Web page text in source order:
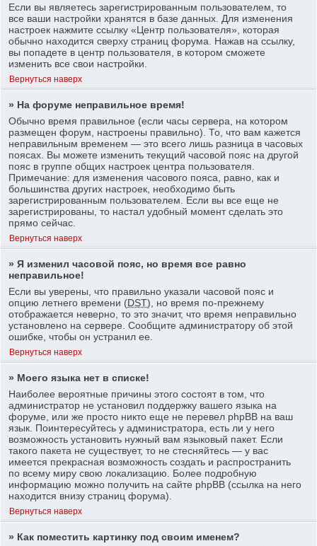
Если вы являетесь зарегистрированным пользователем, то
все ваши настройки хранятся в базе данных. Для изменения
настроек нажмите ссылку «Центр пользователя», которая
обычно находится сверху страниц форума. Нажав на ссылку,
вы попадете в центр пользователя, в котором сможете
изменить все свои настройки.
Вернуться наверх
» На форуме неправильное время!
Обычно время правильное (если часы сервера, на котором
размещен форум, настроены правильно). То, что вам кажется
неправильным временем — это всего лишь разница в часовых
поясах. Вы можете изменить текущий часовой пояс на другой
пояс в группе общих настроек центра пользователя.
Примечание: для изменения часового пояса, равно, как и
большинства других настроек, необходимо быть
зарегистрированным пользователем. Если вы все еще не
зарегистрированы, то настал удобный момент сделать это
прямо сейчас.
Вернуться наверх
» Я изменил часовой пояс, но время все равно
неправильное!
Если вы уверены, что правильно указали часовой пояс и
опцию летнего времени (DST), но время по-прежнему
отображается неверно, то это значит, что время неправильно
установлено на сервере. Сообщите администратору об этой
ошибке, чтобы он устранил ее.
Вернуться наверх
» Моего языка нет в списке!
Наиболее вероятные причины этого состоят в том, что
администратор не установил поддержку вашего языка на
форуме, или же просто никто еще не перевел phpBB на ваш
язык. Поинтересуйтесь у администратора, есть ли у него
возможность установить нужный вам языковый пакет. Если
такого пакета не существует, то не стесняйтесь — у вас
имеется прекрасная возможность создать и распространить
по всему миру свою локализацию. Более подробную
информацию можно получить на сайте phpBB (ссылка на него
находится внизу страниц форума).
Вернуться наверх
» Как поместить картинку под своим именем?